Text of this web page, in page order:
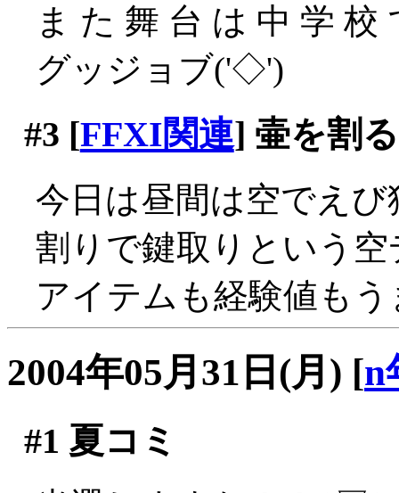
ま た 舞 台 は 中 学 校
グッジョブ('◇')ゞ
#3 [FFXI関連] 壷を割
今日は昼間は空でえ
割りで鍵取りという空
アイテムも経験値も
2004年05月31日(月) [n
#1 夏コミ